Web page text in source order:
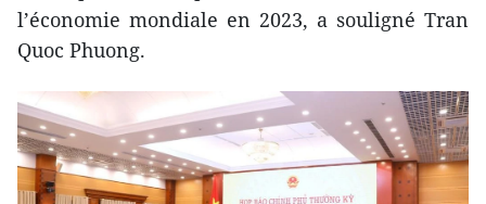
l’économie mondiale en 2023, a souligné Tran
Quoc Phuong.